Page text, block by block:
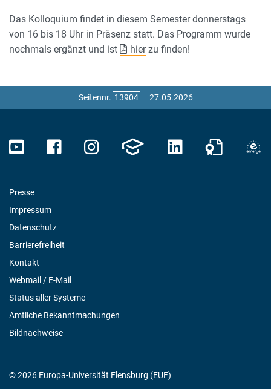
Das Kolloquium findet in diesem Semester donnerstags
von 16 bis 18 Uhr in Präsenz statt. Das Programm wurde
nochmals ergänzt und ist
hierzu finden!
Seitennr. 27.05.2026
Presse
Impressum
Datenschutz
Barrierefreiheit
Kontakt
Webmail / E-Mail
Status aller Systeme
Amtliche Bekanntmachungen
Bildnachweise
© 2026 Europa-Universität Flensburg (EUF)